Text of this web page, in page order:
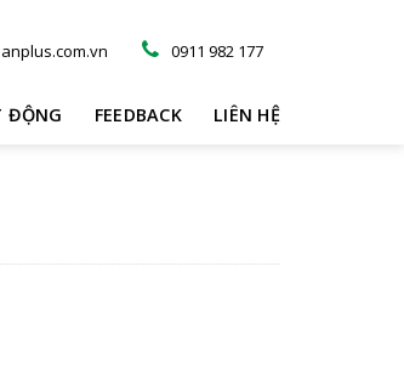
0911 982 177
ĐỘNG FEEDBACK LIÊN HỆ